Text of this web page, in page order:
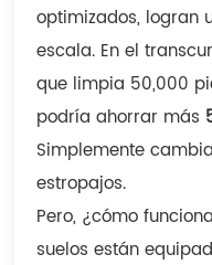
optimizados, logran
escala. En el
que limpia 50,000
podría ahorrar más
Simplemente
estropajos.
Pero, ¿cómo
suelos están